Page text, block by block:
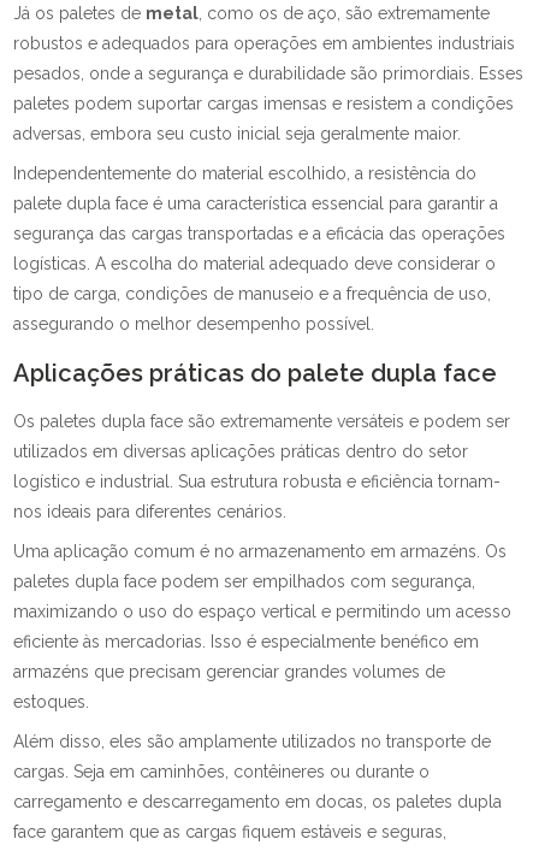
Já os paletes de metal , como os de aço, são extremamente
robustos e adequados para operações em ambientes industriais
pesados, onde a segurança e durabilidade são primordiais. Esses
paletes podem suportar cargas imensas e resistem a condições
adversas, embora seu custo inicial seja geralmente maior.
Independentemente do material escolhido, a resistência do
palete dupla face é uma característica essencial para garantir a
segurança das cargas transportadas e a eficácia das operações
logísticas. A escolha do material adequado deve considerar o
tipo de carga, condições de manuseio e a frequência de uso,
assegurando o melhor desempenho possível.
Aplicações práticas do palete dupla face
Os paletes dupla face são extremamente versáteis e podem ser
utilizados em diversas aplicações práticas dentro do setor
logístico e industrial. Sua estrutura robusta e eficiência tornam-
nos ideais para diferentes cenários.
Uma aplicação comum é no armazenamento em armazéns. Os
paletes dupla face podem ser empilhados com segurança,
maximizando o uso do espaço vertical e permitindo um acesso
eficiente às mercadorias. Isso é especialmente benéfico em
armazéns que precisam gerenciar grandes volumes de
estoques.
Além disso, eles são amplamente utilizados no transporte de
cargas. Seja em caminhões, contêineres ou durante o
carregamento e descarregamento em docas, os paletes dupla
face garantem que as cargas fiquem estáveis e seguras,